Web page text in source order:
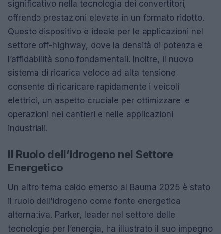
significativo nella tecnologia dei convertitori,
offrendo prestazioni elevate in un formato ridotto.
Questo dispositivo è ideale per le applicazioni nel
settore off-highway, dove la densità di potenza e
l’affidabilità sono fondamentali. Inoltre, il nuovo
sistema di ricarica veloce ad alta tensione
consente di ricaricare rapidamente i veicoli
elettrici, un aspetto cruciale per ottimizzare le
operazioni nei cantieri e nelle applicazioni
industriali.
Il Ruolo dell’Idrogeno nel Settore
Energetico
Un altro tema caldo emerso al Bauma 2025 è stato
il ruolo dell’idrogeno come fonte energetica
alternativa. Parker, leader nel settore delle
tecnologie per l’energia, ha illustrato il suo impegno